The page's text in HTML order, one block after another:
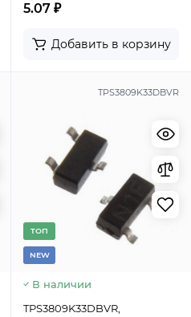
5.07 ₽
Добавить в корзину
TPS3809K33DBVR
TОП
NEW
В наличии
TPS3809K33DBVR,